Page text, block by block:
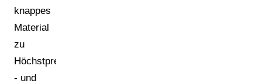
knappes
Material
zu
Höchstpreisen
- und